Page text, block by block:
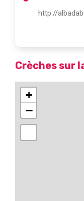
http://
Crèches sur
+
−